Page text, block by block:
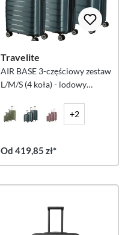
Travelite
AIR BASE 3-częściowy zestaw
L/M/S (4 koła) - lodowy
+2
Od 419,85 zł*